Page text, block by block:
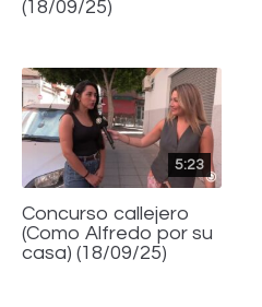
(18/09/25)
5:23
Concurso callejero
(Como Alfredo por su
casa) (18/09/25)